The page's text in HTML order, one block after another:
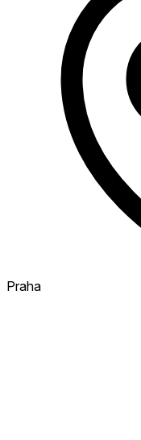
Praha